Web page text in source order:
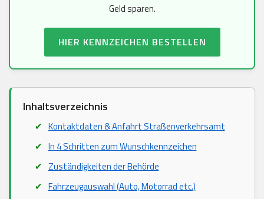
Geld sparen.
HIER KENNZEICHEN BESTELLEN
Inhaltsverzeichnis
Kontaktdaten & Anfahrt Straßenverkehrsamt
In 4 Schritten zum Wunschkennzeichen
Zuständigkeiten der Behörde
Fahrzeugauswahl (Auto, Motorrad etc.)